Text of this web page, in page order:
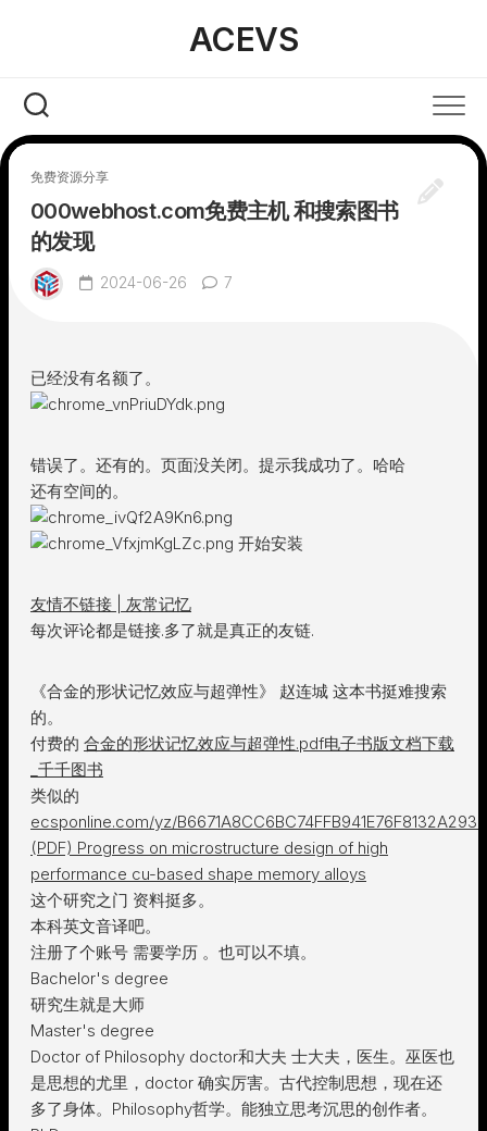
ACEVS
免费资源分享
000webhost.com免费主机 和搜索图书
的发现
2024-06-26 7
已经没有名额了。
错误了。还有的。页面没关闭。提示我成功了。哈哈
还有空间的。
开始安装
友情不链接 | 灰常记忆
每次评论都是链接.多了就是真正的友链.
《合金的形状记忆效应与超弹性》 赵连城 这本书挺难搜索
的。
付费的 合金的形状记忆效应与超弹性.pdf电子书版文档下载
_千千图书
类似的
ecsponline.com/yz/
(PDF) Progress on microstructure design of high
performance cu-based shape memory alloys
这个研究之门 资料挺多。
本科英文音译吧。
注册了个账号 需要学历 。也可以不填。
Bachelor's degree
研究生就是大师
Master's degree
Doctor of Philosophy doctor和大夫 士大夫，医生。巫医也
是思想的尤里，doctor 确实厉害。古代控制思想，现在还
多了身体。Philosophy哲学。能独立思考沉思的创作者。